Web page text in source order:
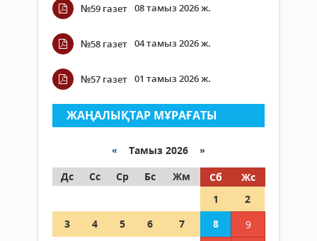
№59 газет 08 тамыз 2026 ж.
№58 газет 04 тамыз 2026 ж.
№57 газет 01 тамыз 2026 ж.
ЖАҢАЛЫҚТАР МҰРАҒАТЫ
« Тамыз 2026 »
Дс
Сс Ср Бс Жм Сб
Жс
1
2
3
4 5 6 7 8
9